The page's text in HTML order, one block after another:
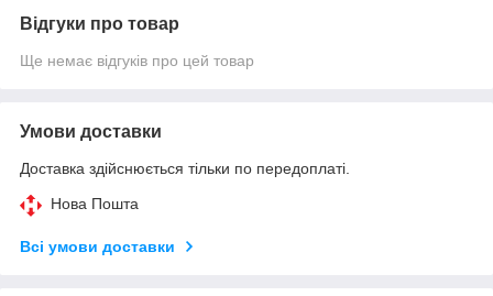
Відгуки про товар
Ще немає відгуків про цей товар
Умови доставки
Доставка здійснюється тільки по передоплаті.
Нова Пошта
Всі умови доставки